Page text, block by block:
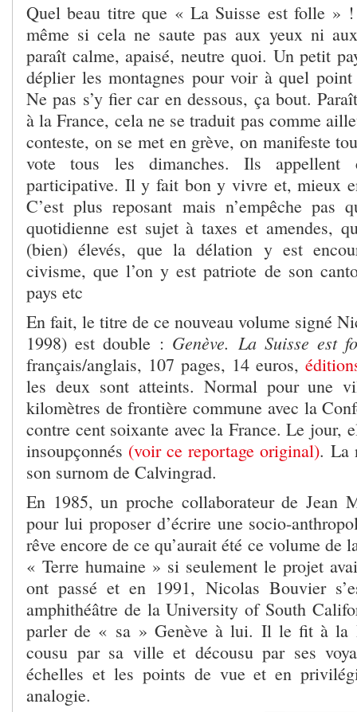
Quel beau titre que « La Suisse est folle »
même si cela ne saute pas aux yeux ni
paraît calme, apaisé, neutre quoi. Un petit
déplier les montagnes pour voir à quel
Ne pas s’y fier car en dessous, ça bout.
à la France, cela ne se traduit pas comme
conteste, on se met en grève, on manifeste
vote tous les dimanches. Ils appellent
participative. Il y fait bon y vivre et, mieux
C’est plus reposant mais n’empêche pas
quotidienne est sujet à taxes et amendes,
(bien) élevés, que la délation y est
civisme, que l’on y est patriote de son
pays etc
En fait, le titre de ce nouveau volume signé
1998) est double : Genève. La Suisse est
français/anglais, 107 pages, 14 euros,
les deux sont atteints. Normal pour une
kilomètres de frontière commune avec la
contre cent soixante avec la France. Le jour,
insoupçonnés (voir ce reportage original). La
son surnom de Calvingrad.
En 1985, un proche collaborateur de Jean
pour lui proposer d’écrire une socio-
rêve encore de ce qu’aurait été ce volume de
« Terre humaine » si seulement le projet
ont passé et en 1991, Nicolas Bouvier
amphithéâtre de la University of South
parler de « sa » Genève à lui. Il le fit à la
cousu par sa ville et décousu par ses
échelles et les points de vue et en
analogie.